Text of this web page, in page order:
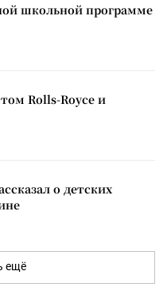
школьной программе
Rolls-Royce и
о детских
ещё